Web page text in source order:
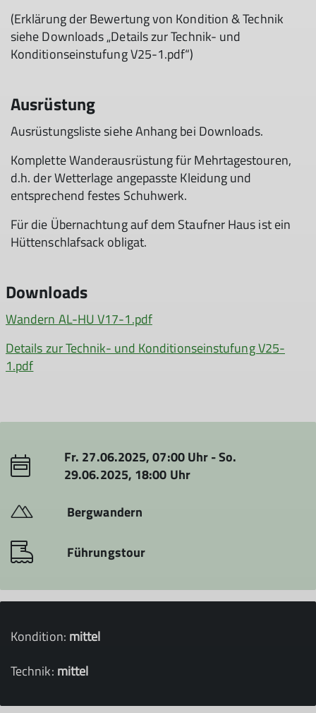
(Erklärung der Bewertung von Kondition & Technik
siehe Downloads „Details zur Technik- und
Konditionseinstufung V25-1.pdf“)
Ausrüstung
Ausrüstungsliste siehe Anhang bei Downloads.
Komplette Wanderausrüstung für Mehrtagestouren,
d.h. der Wetterlage angepasste Kleidung und
entsprechend festes Schuhwerk.
Für die Übernachtung auf dem Staufner Haus ist ein
Hüttenschlafsack obligat.
Downloads
Wandern AL-HU V17-1.pdf
Details zur Technik- und Konditionseinstufung V25-
1.pdf
Fr. 27.06.2025, 07:00 Uhr - So.
29.06.2025, 18:00 Uhr
Bergwandern
Führungstour
Kondition: mittel
Technik: mittel